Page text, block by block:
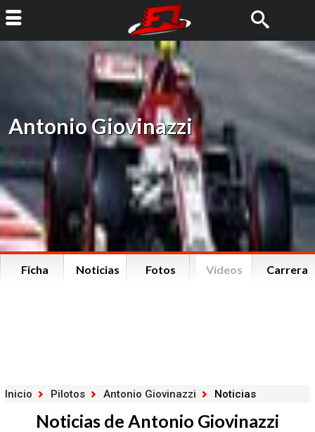
Antonio Giovinazzi
Ficha Noticias Fotos Vídeos Carrera
Inicio Pilotos Antonio Giovinazzi Noticias
Noticias de Antonio Giovinazzi